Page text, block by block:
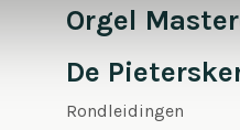
Orgel
De
Rondleidingen